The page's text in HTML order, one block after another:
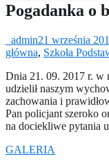
Pogadanka o
_admin21 września
główna, Szkoła
Dnia 21. 09. 2017 r. w
udzielił naszym
zachowania i
Pan policjant szeroko
na dociekliwe pytania
GALERIA